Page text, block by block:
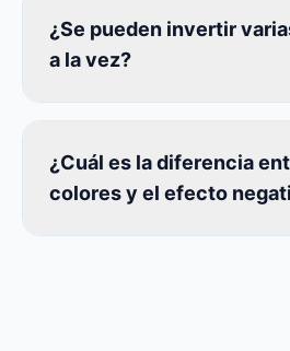
¿Se pueden invertir
a la vez?
¿Cuál es la diferencia
colores y el efecto